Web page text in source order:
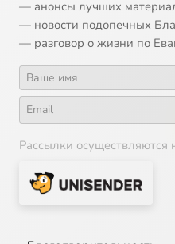
— анонсы лучших
— новости подопечных
— разговор о жизни по
Рассылки осуществляются